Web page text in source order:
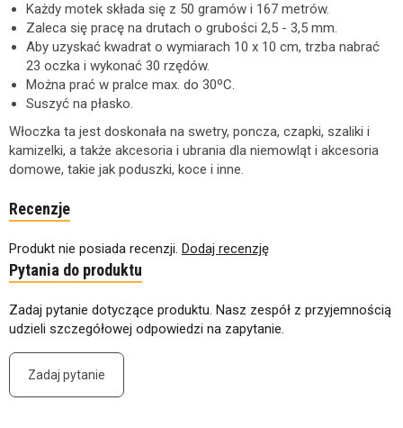
Każdy motek składa się z 50 gramów i 167 metrów.
Zaleca się pracę na drutach o grubości 2,5 - 3,5 mm.
Aby uzyskać kwadrat o wymiarach 10 x 10 cm, trzba nabrać
23 oczka i wykonać 30 rzędów.
Można prać w pralce max. do 30ºC.
Suszyć na płasko.
Włoczka ta jest doskonała na swetry, poncza, czapki, szaliki i
kamizelki, a także akcesoria i ubrania dla niemowląt i akcesoria
domowe, takie jak poduszki, koce i inne.
Recenzje
Produkt nie posiada recenzji. Dodaj recenzję
Pytania do produktu
Zadaj pytanie dotyczące produktu. Nasz zespół z przyjemnością
udzieli szczegółowej odpowiedzi na zapytanie.
Zadaj pytanie